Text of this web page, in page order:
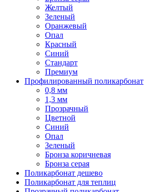
Желтый
Зеленый
Оранжевый
Опал
Красный
Синий
Стандарт
Премиум
Профилированный поликарбонат
0,8 мм
1,3 мм
Прозрачный
Цветной
Синий
Опал
Зеленый
Бронза коричневая
Бронза серая
Поликарбонат дешево
Поликарбонат для теплиц